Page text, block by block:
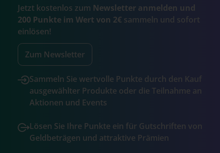
Jetzt kostenlos zum Newsletter anmelden und
200 Punkte im Wert von 2€ sammeln und sofort
einlösen!
Zum Newsletter
Sammeln Sie wertvolle Punkte durch den Kauf
ausgewählter Produkte oder die Teilnahme an
Aktionen und Events
Lösen Sie Ihre Punkte ein für Gutschriften von
Geldbeträgen und attraktive Prämien